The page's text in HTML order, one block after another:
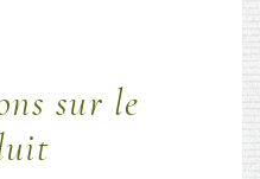
sur le